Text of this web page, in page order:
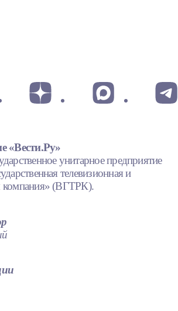
«Вести.Ру»
унитарное предприятие
телевизионная и
компания» (ВГТРК).